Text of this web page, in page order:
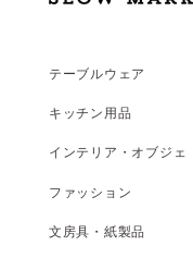
テーブルウェア
キッチン用品
インテリア・オブジェ
ファッション
文房具・紙製品